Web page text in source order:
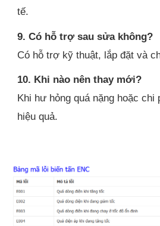
tế.
9. Có hỗ trợ sau sửa không?
Có hỗ trợ kỹ thuật, lắp đặt và
10. Khi nào nên thay mới?
Khi hư hỏng quá nặng hoặc
hiệu quả.